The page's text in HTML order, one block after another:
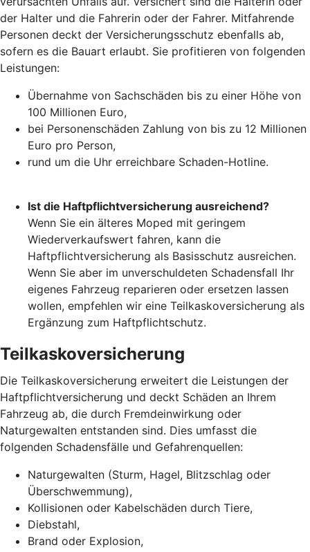
der Halter und die Fahrerin oder der Fahrer. Mitfahrende
Personen deckt der Versicherungsschutz ebenfalls ab,
sofern es die Bauart erlaubt. Sie profitieren von folgenden
Leistungen:
Übernahme von Sachschäden bis zu einer Höhe von
100 Millionen Euro,
bei Personenschäden Zahlung von bis zu 12 Millionen
Euro pro Person,
rund um die Uhr erreichbare Schaden-Hotline.
Ist die Haftpflichtversicherung ausreichend?
Wenn Sie ein älteres Moped mit geringem
Wiederverkaufswert fahren, kann die
Haftpflichtversicherung als Basisschutz ausreichen.
Wenn Sie aber im unverschuldeten Schadensfall Ihr
eigenes Fahrzeug reparieren oder ersetzen lassen
wollen, empfehlen wir eine Teilkaskoversicherung als
Ergänzung zum Haftpflichtschutz.
Teilkaskoversicherung
Die Teilkaskoversicherung erweitert die Leistungen der
Haftpflichtversicherung und deckt Schäden an Ihrem
Fahrzeug ab, die durch Fremdeinwirkung oder
Naturgewalten entstanden sind. Dies umfasst die
folgenden Schadensfälle und Gefahrenquellen:
Naturgewalten (Sturm, Hagel, Blitzschlag oder
Überschwemmung),
Kollisionen oder Kabelschäden durch Tiere,
Diebstahl,
Brand oder Explosion,